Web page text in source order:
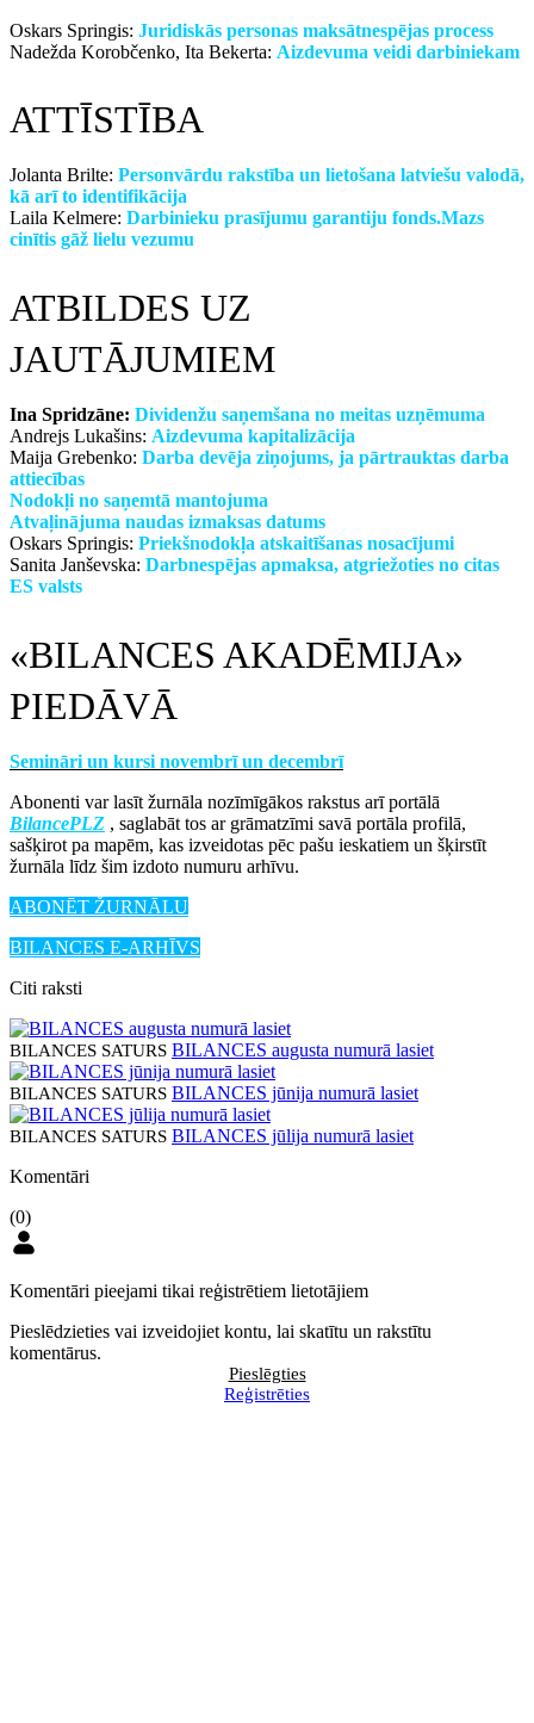
Oskars Springis: Juridiskās personas maksātnespējas process
Nadežda Korobčenko, Ita Bekerta: Aizdevuma veidi darbiniekam
ATTĪSTĪBA
Jolanta Brilte: Personvārdu rakstība un lietošana latviešu valodā,
kā arī to identifikācija
Laila Kelmere: Darbinieku prasījumu garantiju fonds.Mazs
cinītis gāž lielu vezumu
ATBILDES UZ
JAUTĀJUMIEM
Ina Spridzāne: Dividenžu saņemšana no meitas uzņēmuma
Andrejs Lukašins: Aizdevuma kapitalizācija
Maija Grebenko: Darba devēja ziņojums, ja pārtrauktas darba
attiecības
Nodokļi no saņemtā mantojuma
Atvaļinājuma naudas izmaksas datums
Oskars Springis: Priekšnodokļa atskaitīšanas nosacījumi
Sanita Janševska: Darbnespējas apmaksa, atgriežoties no citas
ES valsts
«BILANCES AKADĒMIJA»
PIEDĀVĀ
Semināri un kursi novembrī un decembrī
Abonenti var lasīt žurnāla nozīmīgākos rakstus arī portālā
BilancePLZ , saglabāt tos ar grāmatzīmi savā portāla profilā,
sašķirot pa mapēm, kas izveidotas pēc pašu ieskatiem un šķirstīt
žurnāla līdz šim izdoto numuru arhīvu.
ABONĒT ŽURNĀLU
BILANCES E-ARHĪVS
Citi raksti
BILANCES SATURS BILANCES augusta numurā lasiet
BILANCES SATURS BILANCES jūnija numurā lasiet
BILANCES SATURS BILANCES jūlija numurā lasiet
Komentāri
(0)
Komentāri pieejami tikai reģistrētiem lietotājiem
Pieslēdzieties vai izveidojiet kontu, lai skatītu un rakstītu
komentārus.
Pieslēgties
Reģistrēties